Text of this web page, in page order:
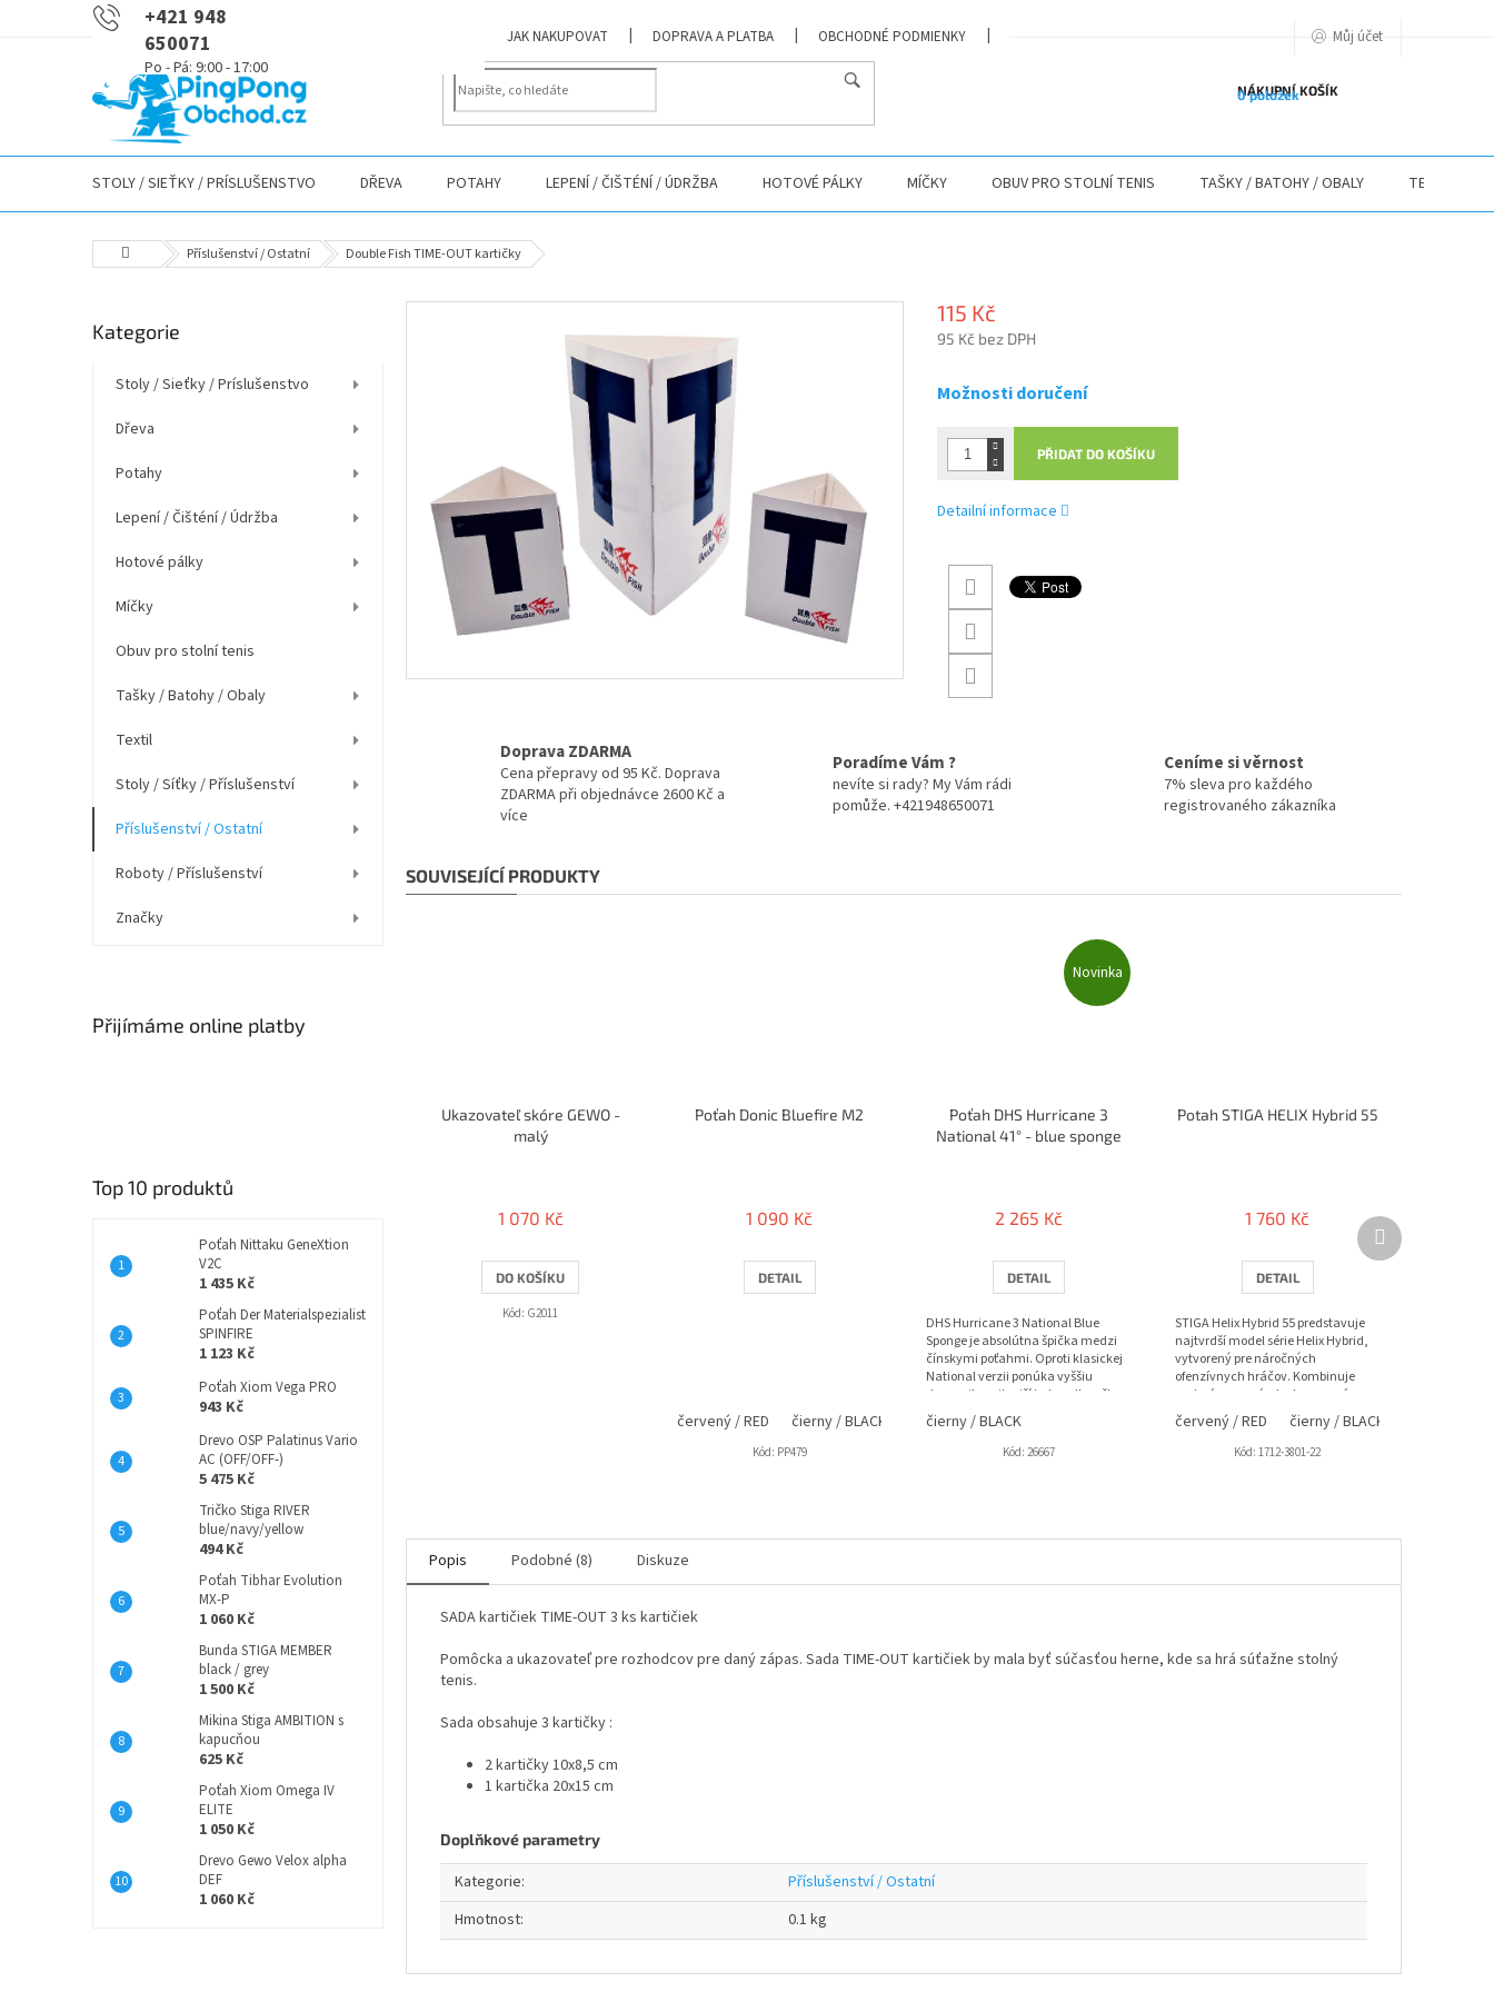
+421 948
650071
JAK NAKUPOVAT DOPRAVA A PLATBA OBCHODNÉ PODMIENKY O NÁS
Můj účet
NÁKUPNÍ KOŠÍK
0 položek
STOLY / SIEŤKY / PRÍSLUŠENSTVO DŘEVA POTAHY LEPENÍ / ČIŠTÉNÍ / ÚDRŽBA HOTOVÉ PÁLKY MÍČKY OBUV PRO STOLNÍ TENIS TAŠKY / BATOHY / OBALY TEXTIL
Domů Příslušenství / Ostatní Double Fish TIME-OUT kartičky
o
Přeskočit
Kategorie
Stoly / Sieťky / Príslušenstvo
Dřeva
Potahy
Lepení / Čišténí / Údržba
Hotové pálky
Míčky
Obuv pro stolní tenis
Tašky / Batohy / Obaly
Textil
Stoly / Síťky / Příslušenství
Příslušenství / Ostatní
Roboty / Příslušenství
Značky
Přijímáme online platby
Top 10 produktů
Poťah Nittaku GeneXtion
V2C
1 435 Kč
Poťah Der Materialspezialist
SPINFIRE
1 123 Kč
Poťah Xiom Vega PRO
943 Kč
Drevo OSP Palatinus Vario
AC (OFF/OFF-)
5 475 Kč
Tričko Stiga RIVER
blue/navy/yellow
494 Kč
Poťah Tibhar Evolution
MX-P
1 060 Kč
Bunda STIGA MEMBER
black / grey
1 500 Kč
Mikina Stiga AMBITION s
kapucňou
625 Kč
Poťah Xiom Omega IV
ELITE
1 050 Kč
Drevo Gewo Velox alpha
DEF
1 060 Kč
115 Kč
95 Kč bez DPH
cena:
Možnosti doručení
PŘIDAT DO KOŠÍKU
Detailní informace
Doprava ZDARMA
Cena přepravy od 95 Kč. Doprava
ZDARMA při objednávce 2600 Kč a
více
Poradíme Vám ?
nevíte si rady? My Vám rádi
pomůže. +421948650071
Ceníme si věrnost
7% sleva pro každého
registrovaného zákazníka
SOUVISEJÍCÍ PRODUKTY
Ukazovateľ skóre GEWO -
malý
1 070 Kč
DO KOŠÍKU
Kód: G2011
Poťah Donic Bluefire M2
1 090 Kč
DETAIL
červený / RED čierny / BLACK modrý / BLUE
Kód: PP479
Novinka
Poťah DHS Hurricane 3
National 41° - blue sponge
2 265 Kč
DETAIL
DHS Hurricane 3 National Blue
Sponge je absolútna špička medzi
čínskymi poťahmi. Oproti klasickej
National verzii ponúka vyššiu
dynamiku, silnejší katapult a ešte
väčší spin.
čierny / BLACK
Kód: 26667
Potah STIGA HELIX Hybrid 55
1 760 Kč
DETAIL
STIGA Helix Hybrid 55 predstavuje
najtvrdší model série Helix Hybrid,
vytvorený pre náročných
ofenzívnych hráčov. Kombinuje
explozívnu európsku tensorovú
dynamiku s výnimočným...
červený / RED čierny / BLACK
Kód: 1712-3801-22
Další
produkt
Popis Podobné (8) Diskuze
SADA kartičiek TIME-OUT 3 ks kartičiek
Pomôcka a ukazovateľ pre rozhodcov pre daný zápas. Sada TIME-OUT kartičiek by mala byť súčasťou herne, kde sa hrá súťažne stolný
tenis.
Sada obsahuje 3 kartičky :
2 kartičky 10x8,5 cm
1 kartička 20x15 cm
Doplňkové parametry
Kategorie:
Příslušenství / Ostatní
Hmotnost: 0.1 kg